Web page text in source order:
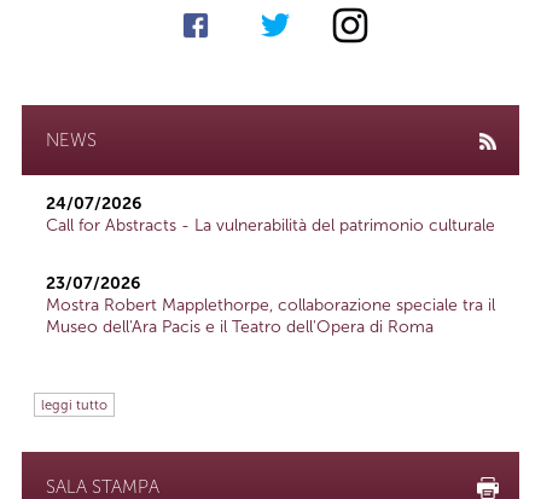
NEWS
24/07/2026
Call for Abstracts - La vulnerabilità del patrimonio culturale
23/07/2026
Mostra Robert Mapplethorpe, collaborazione speciale tra il
Museo dell'Ara Pacis e il Teatro dell'Opera di Roma
leggi tutto
SALA STAMPA